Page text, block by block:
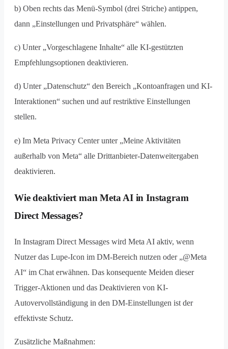
b) Oben rechts das Menü-Symbol (drei Striche) antippen,
dann „Einstellungen und Privatsphäre“ wählen.
c) Unter „Vorgeschlagene Inhalte“ alle KI-gestützten
Empfehlungsoptionen deaktivieren.
d) Unter „Datenschutz“ den Bereich „Kontoanfragen und KI-
Interaktionen“ suchen und auf restriktive Einstellungen
stellen.
e) Im Meta Privacy Center unter „Meine Aktivitäten
außerhalb von Meta“ alle Drittanbieter-Datenweitergaben
deaktivieren.
Wie deaktiviert man Meta AI in Instagram
Direct Messages?
In Instagram Direct Messages wird Meta AI aktiv, wenn
Nutzer das Lupe-Icon im DM-Bereich nutzen oder „@Meta
AI“ im Chat erwähnen. Das konsequente Meiden dieser
Trigger-Aktionen und das Deaktivieren von KI-
Autovervollständigung in den DM-Einstellungen ist der
effektivste Schutz.
Zusätzliche Maßnahmen: